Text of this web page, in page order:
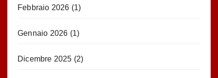
Febbraio 2026 (1)
Gennaio 2026 (1)
Dicembre 2025 (2)